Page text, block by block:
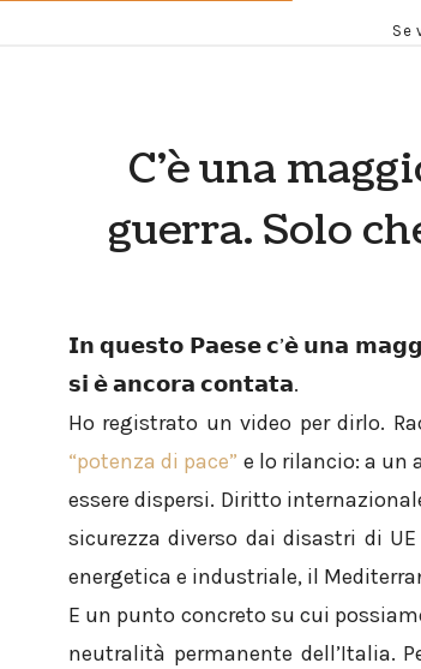
Se
C’è una
guerra. Solo
𝗜𝗻 𝗾𝘂𝗲𝘀𝘁𝗼 𝗣𝗮𝗲𝘀𝗲 𝗰’𝗲̀ 𝘂𝗻𝗮
𝘀𝗶 𝗲̀ 𝗮𝗻𝗰𝗼𝗿𝗮 𝗰𝗼𝗻𝘁𝗮𝘁𝗮.
Ho registrato un video per dirlo.
“potenza di pace” e lo rilancio: a un
essere dispersi. Diritto
sicurezza diverso dai disastri di
energetica e industriale, il
E un punto concreto su cui
neutralità permanente dell’Italia.